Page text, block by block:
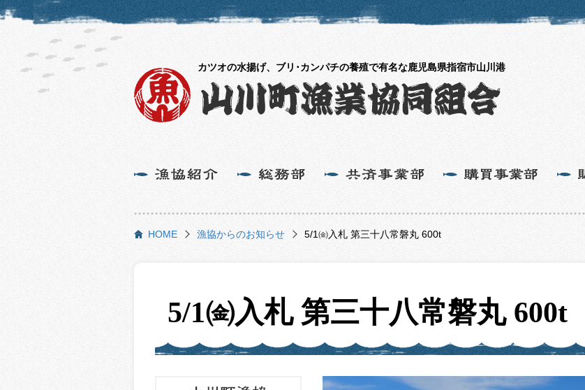
カツオの水揚げ、ブリ･カンパチの養殖で有名な鹿児島県指宿市山川港
HOME 漁協からのお知らせ 5/1㈮入札 第三十八常磐丸 600t
5/1㈮入札 第三十八常磐丸 600t